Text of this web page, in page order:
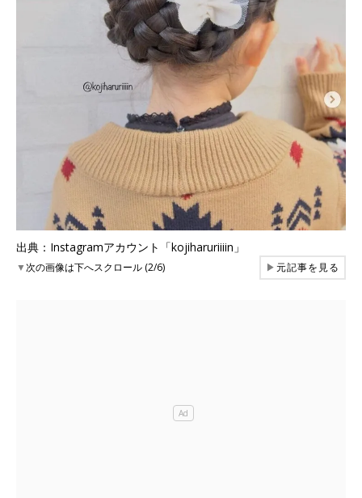
出典：Instagramアカウント「kojiharuriiiin」
▼次の画像は下へスクロール (2/6) ▶元記事を見る